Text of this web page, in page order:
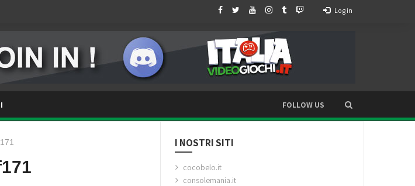
Log in
FOLLOW US
I NOSTRI SITI
cocobelo.it
consolemania.it